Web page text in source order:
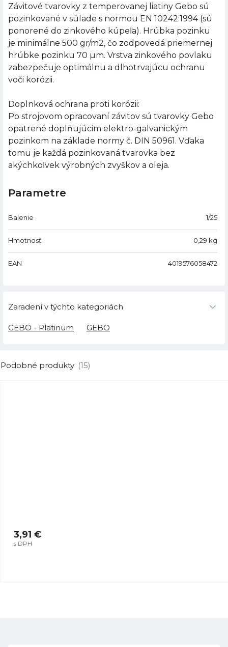
Závitové tvarovky z temperovanej liatiny Gebo sú
pozinkované v súlade s normou EN 10242:1994 (sú
ponorené do zinkového kúpeľa). Hrúbka pozinku
je minimálne 500 gr/m2, čo zodpovedá priemernej
hrúbke pozinku 70 µm. Vrstva zinkového povlaku
zabezpečuje optimálnu a dlhotrvajúcu ochranu
voči korózii.
Doplnková ochrana proti korózii:
Po strojovom opracovaní závitov sú tvarovky Gebo
opatrené doplňujúcim elektro-galvanickým
pozinkom na základe normy č. DIN 50961. Vďaka
tomu je každá pozinkovaná tvarovka bez
akýchkoľvek výrobných zvyškov a oleja.
Parametre
Balenie 1/25
Hmotnosť 0,29 kg
EAN 4019576058472
Zaradení v týchto kategoriách
GEBO - Platinum GEBO
Podobné produkty (15)
3,91 €
s DPH